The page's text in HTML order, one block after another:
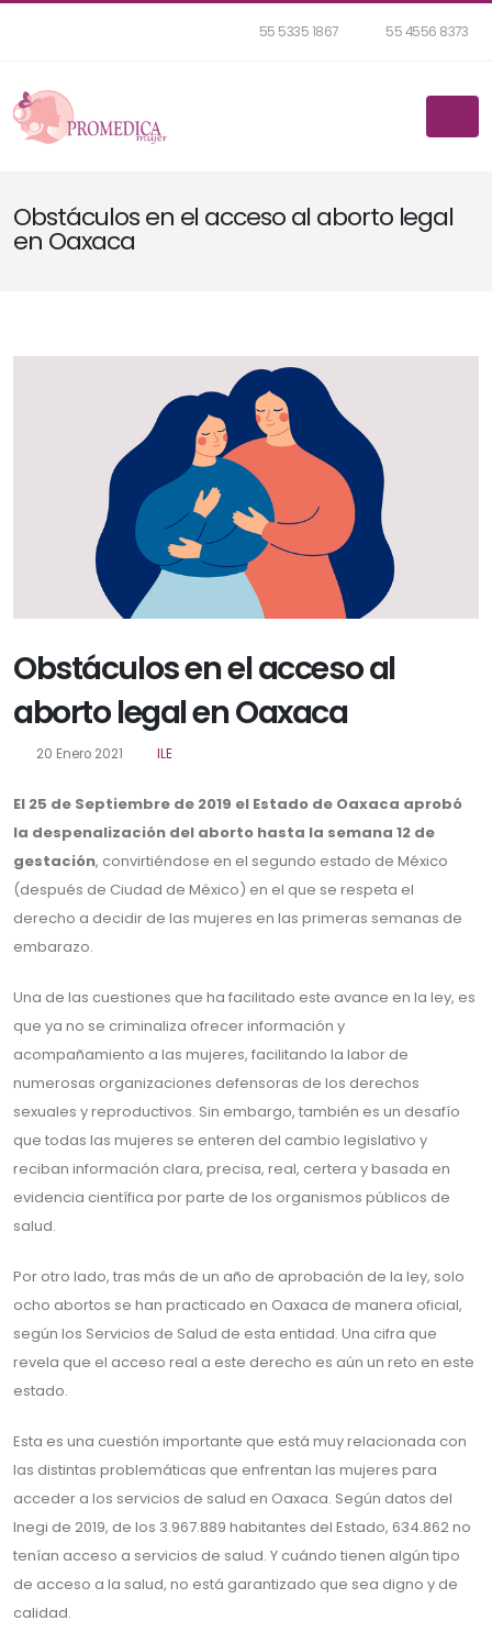
55 5335 1867 55 4556 8373
Obstáculos en el acceso al aborto legal
en Oaxaca
Obstáculos en el acceso al
aborto legal en Oaxaca
20 Enero 2021 ILE
El 25 de Septiembre de 2019 el Estado de Oaxaca aprobó
la despenalización del aborto hasta la semana 12 de
gestación, convirtiéndose en el segundo estado de México
(después de Ciudad de México) en el que se respeta el
derecho a decidir de las mujeres en las primeras semanas de
embarazo.
Una de las cuestiones que ha facilitado este avance en la ley, es
que ya no se criminaliza ofrecer información y
acompañamiento a las mujeres, facilitando la labor de
numerosas organizaciones defensoras de los derechos
sexuales y reproductivos. Sin embargo, también es un desafío
que todas las mujeres se enteren del cambio legislativo y
reciban información clara, precisa, real, certera y basada en
evidencia científica por parte de los organismos públicos de
salud.
Por otro lado, tras más de un año de aprobación de la ley, solo
ocho abortos se han practicado en Oaxaca de manera oficial,
según los Servicios de Salud de esta entidad. Una cifra que
revela que el acceso real a este derecho es aún un reto en este
estado.
Esta es una cuestión importante que está muy relacionada con
las distintas problemáticas que enfrentan las mujeres para
acceder a los servicios de salud en Oaxaca. Según datos del
Inegi de 2019, de los 3.967.889 habitantes del Estado, 634.862 no
tenían acceso a servicios de salud. Y cuándo tienen algún tipo
de acceso a la salud, no está garantizado que sea digno y de
calidad.